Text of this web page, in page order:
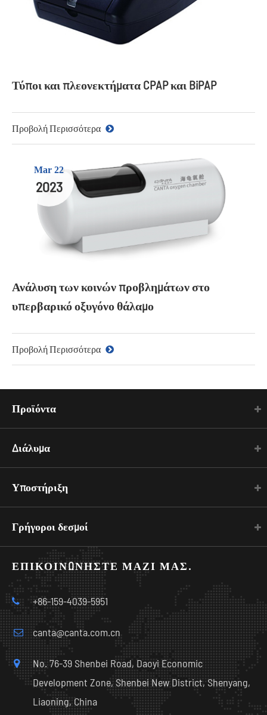
Τύποι και πλεονεκτήματα CPAP και BiPAP
Προβολή Περισσότερα
Mar 22
2023
Ανάλυση των κοινών προβλημάτων στο
υπερβαρικό οξυγόνο θάλαμο
Προβολή Περισσότερα
Προϊόντα
Διάλυμα
Υποστήριξη
Γρήγοροι δεσμοί
ΕΠΙΚΟΙΝΩΝΉΣΤΕ ΜΑΖΊ ΜΑΣ.
+86-159-4039-5951
canta@canta.com.cn
No. 76-39 Shenbei Road, Daoyi Economic
Development Zone, Shenbei New District, Shenyang,
Liaoning, China